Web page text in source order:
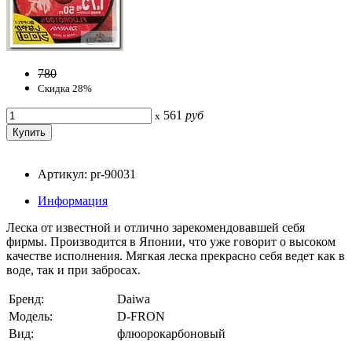
780
Скидка 28%
x 561 руб
Артикул: pr-90031
Информация
Леска от известной и отлично зарекомендовавшей себя
фирмы. Производится в Японии, что уже говорит о высоком
качестве исполнения. Мягкая леска прекрасно себя ведет как в
воде, так и при забросах.
Бренд:
Daiwa
Модель:
D-FRON
Вид:
флюорокарбоновый